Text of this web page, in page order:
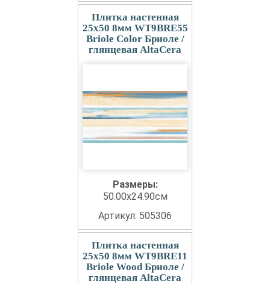
Плитка настенная
25x50 8мм WT9BRE55
Briole Color Бриоле /
глянцевая AltaCera
Размеры:
50.00x24.90см
Артикул: 505306
Плитка настенная
25x50 8мм WT9BRE11
Briole Wood Бриоле /
глянцевая AltaCera